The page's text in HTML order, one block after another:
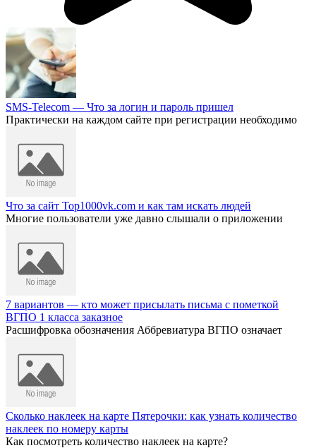
SMS-Telecom — Что за логин и пароль пришел
Практически на каждом сайте при регистрации необходимо
Что за сайт Top1000vk.com и как там искать людей
Многие пользователи уже давно слышали о приложении
7 вариантов — кто может присылать письма с пометкой
ВГПО 1 класса заказное
Расшифровка обозначения Аббревиатура ВГПО означает
Сколько наклеек на карте Пятерочки: как узнать количество
наклеек по номеру карты
Как посмотреть количество наклеек на карте?